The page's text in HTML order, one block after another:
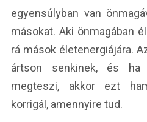
egyensúlyban van
másokat. Aki önmagában
rá mások életenergiájára.
ártson senkinek, és ha
megteszi, akkor ezt
korrigál, amennyire tud.